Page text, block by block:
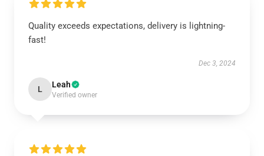
Quality exceeds expectations, delivery is lightning-
fast!
Dec 3, 2024
L Leah
Verified owner